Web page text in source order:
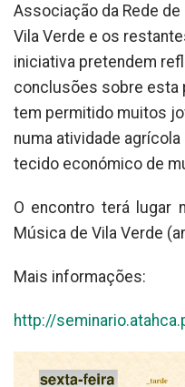
Associação da Rede
Vila Verde e os
iniciativa pretendem
conclusões sobre esta
tem permitido muitos
numa atividade
tecido económico de
O encontro terá lugar
Música de Vila Verde
Mais informações:
http://